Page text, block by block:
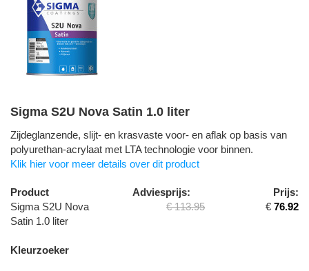
Sigma S2U Nova Satin 1.0 liter
Zijdeglanzende, slijt- en krasvaste voor- en aflak op basis van
polyurethan-acrylaat met LTA technologie voor binnen.
Klik hier voor meer details over dit product
Product Adviesprijs:
Prijs:
Sigma S2U Nova
Satin 1.0 liter
€ 113.95 € 76.92
Kleurzoeker